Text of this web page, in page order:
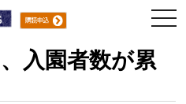
入園者数が累